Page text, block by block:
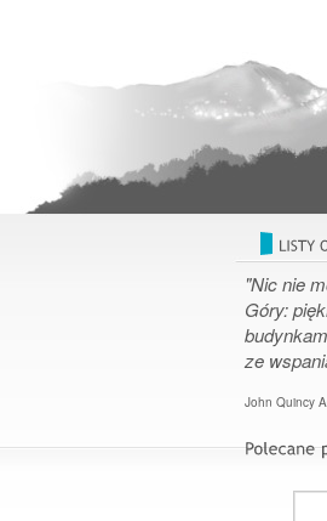
"Nic nie
Góry:
ze
John Quincy